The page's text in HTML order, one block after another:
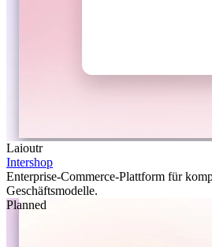
Laioutr
Intershop
Enterprise-Commerce-Plattform für
Geschäftsmodelle.
Planned